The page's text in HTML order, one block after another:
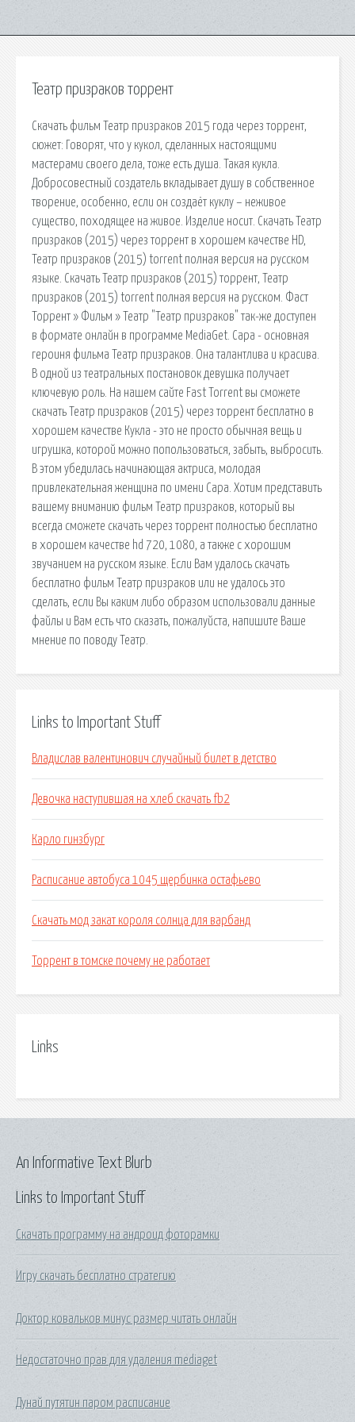
Театр призраков торрент
Скачать фильм Театр призраков 2015 года через торрент,
сюжет: Говорят, что у кукол, сделанных настоящими
мастерами своего дела, тоже есть душа. Такая кукла.
Добросовестный создатель вкладывает душу в собственное
творение, особенно, если он создаёт куклу – неживое
существо, походящее на живое. Изделие носит. Скачать Театр
призраков (2015) через торрент в хорошем качестве HD,
Театр призраков (2015) torrent полная версия на русском
языке. Скачать Театр призраков (2015) торрент, Театр
призраков (2015) torrent полная версия на русском. Фаст
Торрент » Фильм » Театр "Театр призраков" так-же доступен
в формате онлайн в программе MediaGet. Сара - основная
героиня фильма Театр призраков. Она талантлива и красива.
В одной из театральных постановок девушка получает
ключевую роль. На нашем сайте Fast Torrent вы сможете
скачать Театр призраков (2015) через торрент бесплатно в
хорошем качестве Кукла - это не просто обычная вещь и
игрушка, которой можно попользоваться, забыть, выбросить.
В этом убедилась начинающая актриса, молодая
привлекательная женщина по имени Сара. Хотим представить
вашему вниманию фильм Театр призраков, который вы
всегда сможете скачать через торрент полностью бесплатно
в хорошем качестве hd 720, 1080, а также с хорошим
звучанием на русском языке. Если Вам удалось скачать
бесплатно фильм Театр призраков или не удалось это
сделать, если Вы каким либо образом использовали данные
файлы и Вам есть что сказать, пожалуйста, напишите Ваше
мнение по поводу Театр.
Links to Important Stuff
Владислав валентинович случайный билет в детство
Девочка наступившая на хлеб скачать fb2
Карло гинзбург
Расписание автобуса 1045 щербинка остафьево
Скачать мод закат короля солнца для варбанд
Торрент в томске почему не работает
Links
Links to Important Stuff
Скачать программу на андроид фоторамки
Игру скачать бесплатно стратегию
Доктор ковальков минус размер читать онлайн
Недостаточно прав для удаления mediaget
Дунай путятин паром расписание
An Informative Text Blurb